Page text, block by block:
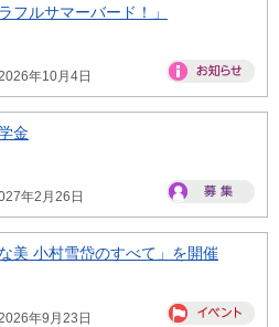
フルサマーバード！」
年10月4日
金
年2月26日
美 小村雪岱のすべて」を開催
年9月23日